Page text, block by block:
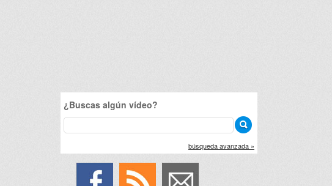
¿Buscas algún vídeo?
búsqueda avanzada »